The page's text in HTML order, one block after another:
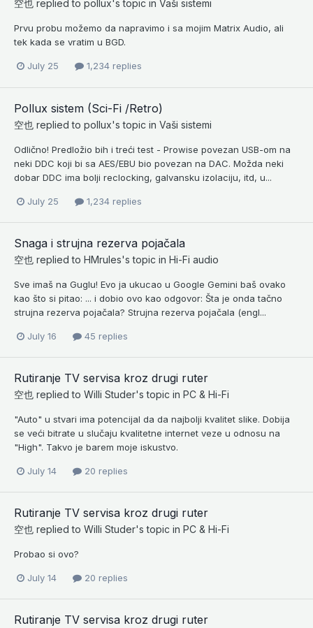
空也 replied to pollux's topic in Vaši sistemi
Prvu probu možemo da napravimo i sa mojim Matrix Audio, ali
tek kada se vratim u BGD.
July 25 1,234 replies
Pollux sistem (Sci-Fi /Retro)
空也 replied to pollux's topic in Vaši sistemi
Odlično! Predložio bih i treći test - Prowise povezan USB-om na
neki DDC koji bi sa AES/EBU bio povezan na DAC. Možda neki
dobar DDC ima bolji reclocking, galvansku izolaciju, itd, u...
July 25 1,234 replies
Snaga i strujna rezerva pojačala
空也 replied to HMrules's topic in Hi-Fi audio
Sve imaš na Guglu! Evo ja ukucao u Google Gemini baš ovako
kao što si pitao: ... i dobio ovo kao odgovor: Šta je onda tačno
strujna rezerva pojačala? Strujna rezerva pojačala (engl...
July 16 45 replies
Rutiranje TV servisa kroz drugi ruter
空也 replied to Willi Studer's topic in PC & Hi-Fi
"Auto" u stvari ima potencijal da da najbolji kvalitet slike. Dobija
se veći bitrate u slučaju kvalitetne internet veze u odnosu na
"High". Takvo je barem moje iskustvo.
July 14 20 replies
Rutiranje TV servisa kroz drugi ruter
空也 replied to Willi Studer's topic in PC & Hi-Fi
Probao si ovo?
July 14 20 replies
Rutiranje TV servisa kroz drugi ruter